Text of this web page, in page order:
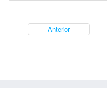
Anterior